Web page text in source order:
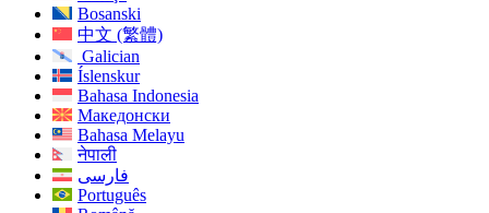
Bosanski
中文 (繁體)
Galician
Íslenskur
Bahasa Indonesia
Македонски
Bahasa Melayu
नेपाली
فارسی
Português